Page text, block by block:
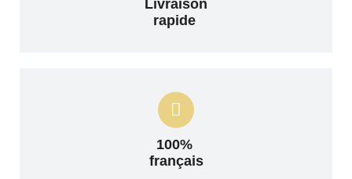
Livraison
rapide
100%
français